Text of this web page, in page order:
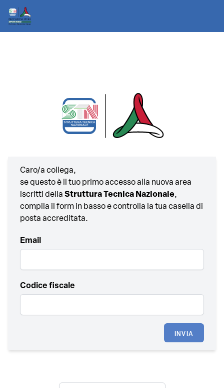
Caro/a collega,
se questo è il tuo primo accesso alla nuova area
iscritti della Struttura Tecnica Nazionale,
compila il form in basso e controlla la tua casella di
posta accreditata.
Email
Codice fiscale
INVIA